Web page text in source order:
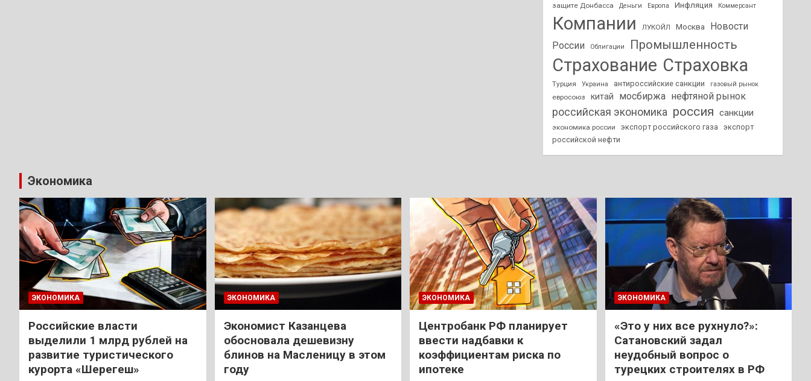
защите Донбасса
Деньги Европа Инфляция Коммерсант
Компании ЛУКОЙЛ Москва
Новости
России
Облигации Промышленность
Страхование Страховка
Турция Украина антироссийские санкции газовый рынок
евросоюз китай мосбиржа нефтяной рынок
российская экономика россия санкции
экономика россии экспорт российского газа
экспорт
российской нефти
Экономика
ЭКОНОМИКА
Российские власти
выделили 1 млрд рублей на
развитие туристического
курорта «Шерегеш»
ЭКОНОМИКА
Экономист Казанцева
обосновала дешевизну
блинов на Масленицу в этом
году
ЭКОНОМИКА
Центробанк РФ планирует
ввести надбавки к
коэффициентам риска по
ипотеке
ЭКОНОМИКА
«Это у них все рухнуло?»:
Сатановский задал
неудобный вопрос о
турецких строителях в РФ